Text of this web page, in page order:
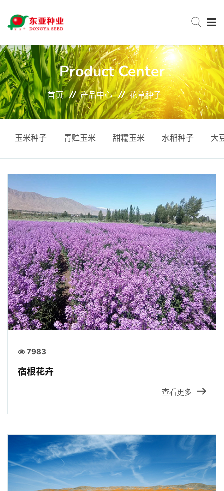
网站首页
关于东亚
新闻中心
服务与支持
招贤纳士
官方商城
Product Center
首页 产品中心 花草种子
玉米种子 青贮玉米 甜糯玉米 水稻种子 大
7983
宿根花卉
查看更多